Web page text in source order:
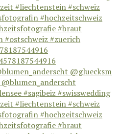
@gluecksm